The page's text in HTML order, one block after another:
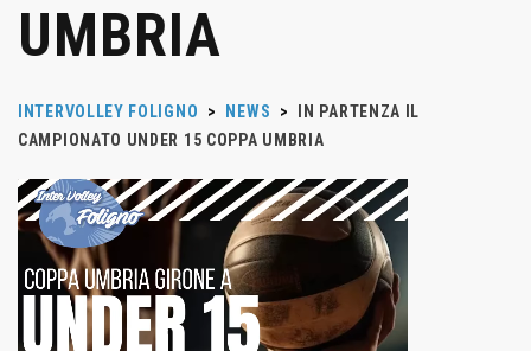
UMBRIA
INTERVOLLEY FOLIGNO > NEWS >
IN PARTENZA IL
CAMPIONATO UNDER 15 COPPA UMBRIA